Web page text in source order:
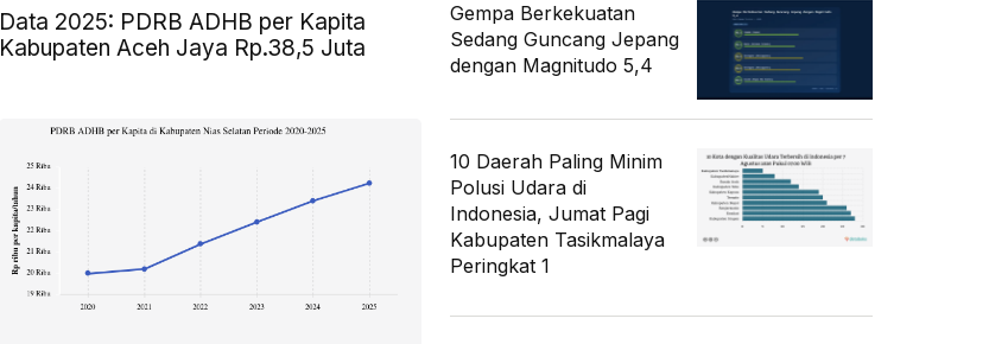
Data 2025: PDRB ADHB per Kapita
Kabupaten Aceh Jaya Rp.38,5 Juta
Gempa Berkekuatan
Sedang Guncang Jepang
dengan Magnitudo 5,4
10 Daerah Paling Minim
Polusi Udara di
Indonesia, Jumat Pagi
Kabupaten Tasikmalaya
Peringkat 1